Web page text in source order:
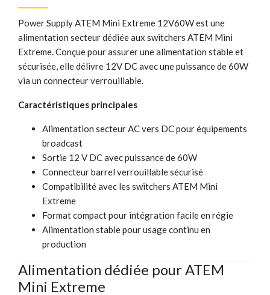
Power Supply ATEM Mini Extreme 12V60W est une
alimentation secteur dédiée aux switchers ATEM Mini
Extreme. Conçue pour assurer une alimentation stable et
sécurisée, elle délivre 12V DC avec une puissance de 60W
via un connecteur verrouillable.
Caractéristiques principales
Alimentation secteur AC vers DC pour équipements
broadcast
Sortie 12 V DC avec puissance de 60W
Connecteur barrel verrouillable sécurisé
Compatibilité avec les switchers ATEM Mini
Extreme
Format compact pour intégration facile en régie
Alimentation stable pour usage continu en
production
Alimentation dédiée pour ATEM
Mini Extreme